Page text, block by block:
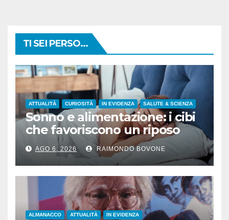
TI SEI PERSO...
ATTUALITÀ CURIOSITÀ IN EVIDENZA SALUTE & SCIENZA
Sonno e alimentazione: i cibi
che favoriscono un riposo
naturale
AGO 6, 2026 RAIMONDO BOVONE
ALMANACCO ATTUALITÀ IN EVIDENZA